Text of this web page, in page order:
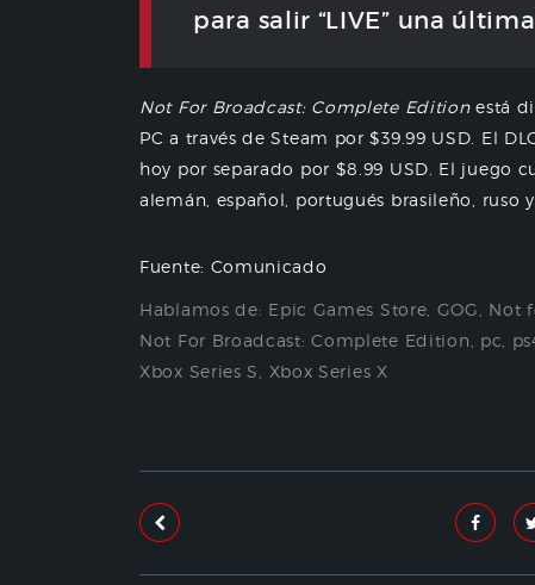
para salir “LIVE” una última
Not For Broadcast: Complete Editionestá
PC a través de Steam por $39.99 USD. El
hoy por separado por $8.99 USD. El juego
alemán, español, portugués brasileño, ruso
Fuente: Comunicado
Hablamos de: Epic Games Store GOG Not
Not For Broadcast: Complete Edition
pc
Xbox Series S
Xbox Series X